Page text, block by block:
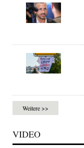
Weitere >>
VIDEO